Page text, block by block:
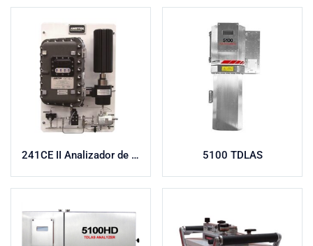
241CE II Analizador de Punto de Rocío de Hidrocarburos 5100 TDLAS